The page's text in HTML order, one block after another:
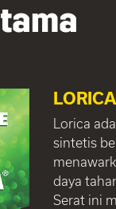
LORICA
Lorica
sintetis
daya
Serat ini